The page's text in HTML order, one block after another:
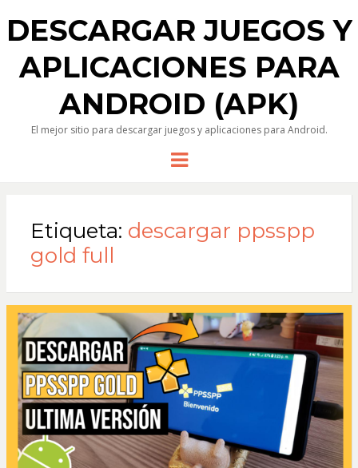
DESCARGAR JUEGOS Y
APLICACIONES PARA
ANDROID (APK)
El mejor sitio para descargar juegos y aplicaciones para Android.
Menu
Etiqueta: descargar ppsspp
gold full